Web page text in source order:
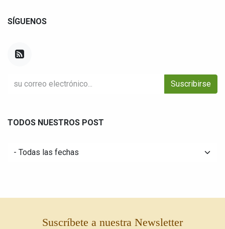
SÍGUENOS
Suscribirse
TODOS NUESTROS POST
Suscríbete a nuestra Newsletter